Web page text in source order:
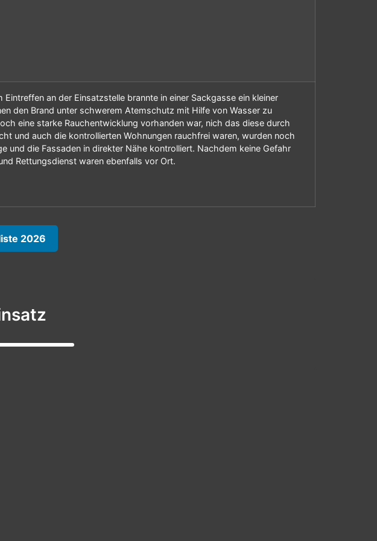
Eintreffen an der Einsatzstelle brannte in einer Sackgasse ein kleiner
den Brand unter schwerem Atemschutz mit Hilfe von Wasser zu
eine starke Rauchentwicklung vorhanden war, nich das diese durch
und auch die kontrollierten Wohnungen rauchfrei waren, wurden noch
und die Fassaden in direkter Nähe kontrolliert. Nachdem keine Gefahr
Rettungsdienst waren ebenfalls vor Ort.
2026